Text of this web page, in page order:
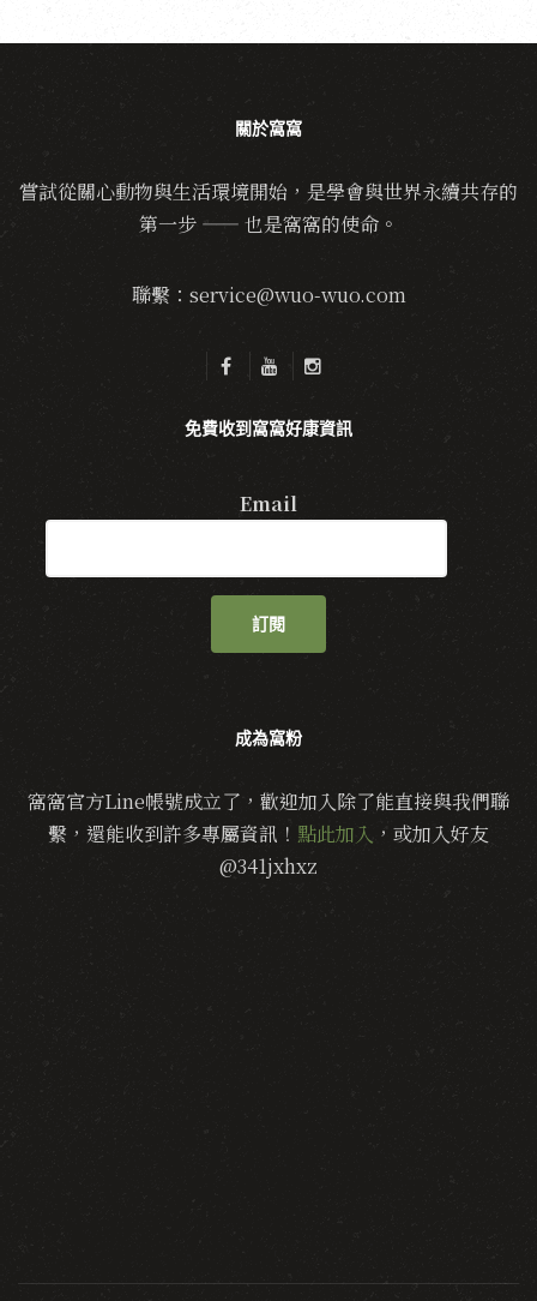
關於窩窩
嘗試從關心動物與生活環境開始，是學會與世界永續共存的
第一步 —— 也是窩窩的使命。
聯繫：service@wuo-wuo.com
免費收到窩窩好康資訊
Email
訂閱
成為窩粉
窩窩官方Line帳號成立了，歡迎加入除了能直接與我們聯
繫，還能收到許多專屬資訊！ 點此加入 ，或加入好友
@341jxhxz